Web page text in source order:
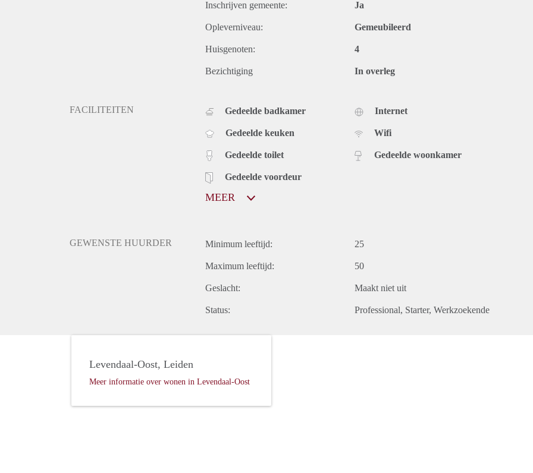
Inschrijven gemeente: Ja
Opleverniveau: Gemeubileerd
Huisgenoten: 4
Bezichtiging In overleg
FACILITEITEN Gedeelde badkamer
Gedeelde keuken
Gedeelde toilet
Gedeelde voordeur
Internet
Wifi
Gedeelde woonkamer
MEER
GEWENSTE HUURDER Minimum leeftijd: 25
Maximum leeftijd: 50
Geslacht: Maakt niet uit
Status: Professional Starter Werkzoekende
Levendaal-Oost, Leiden
Meer informatie over wonen in Levendaal-Oost